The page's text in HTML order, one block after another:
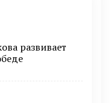
развивает